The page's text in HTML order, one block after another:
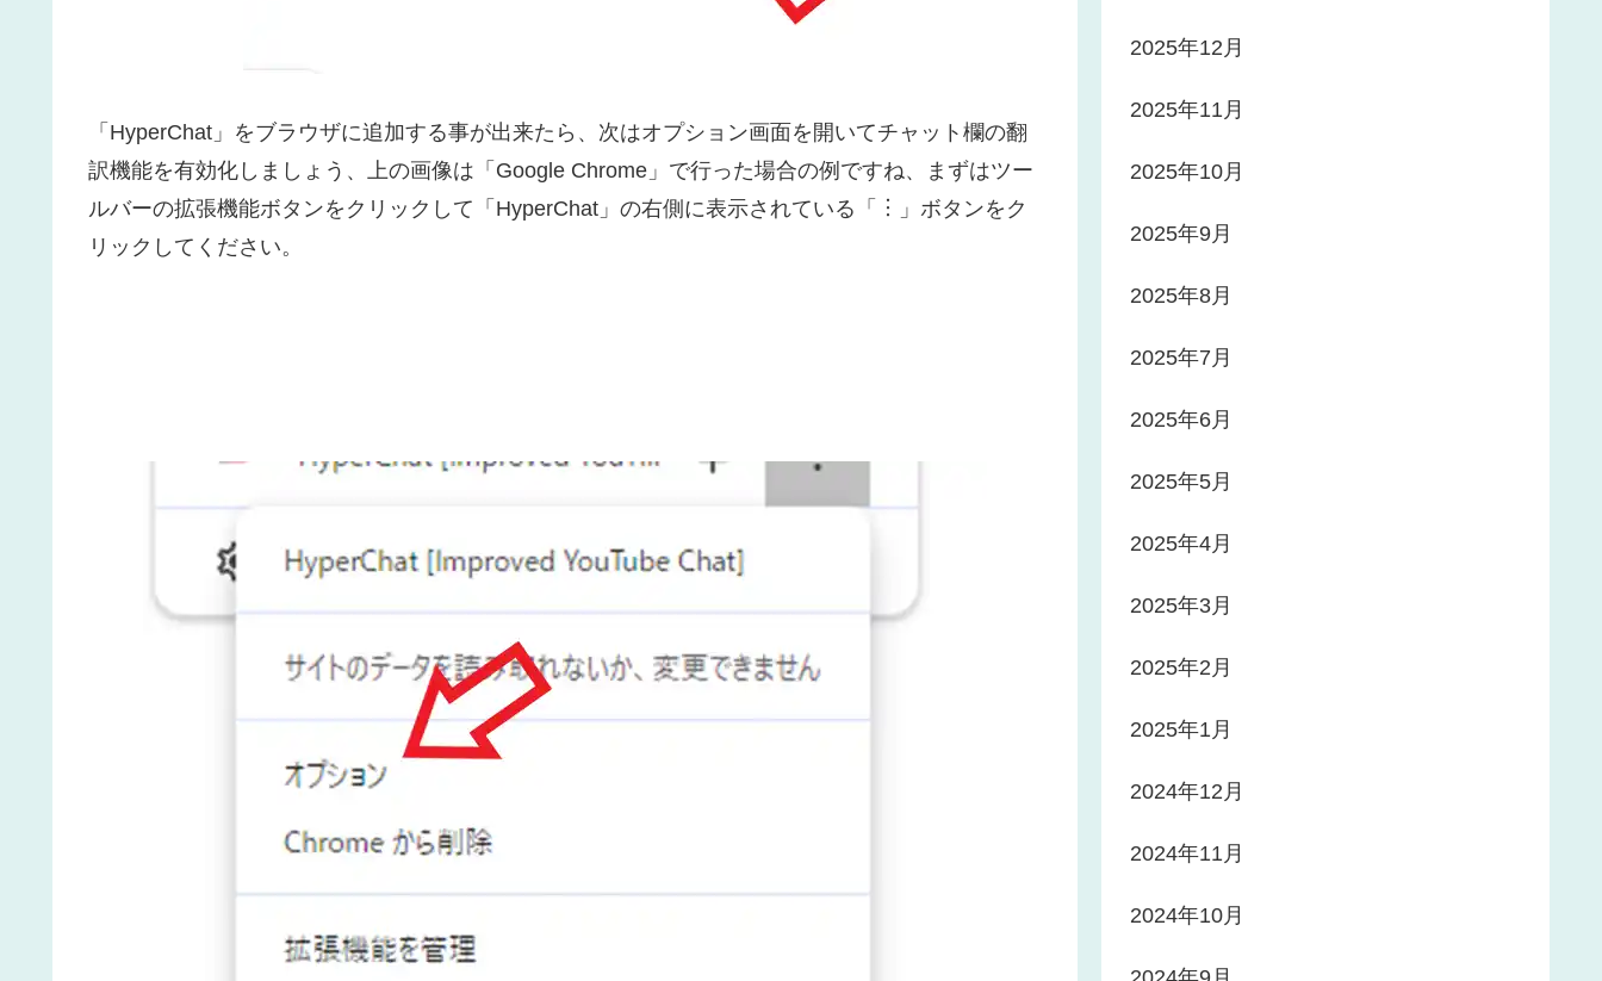
「HyperChat」をブラウザに追加する事が出来たら、次はオプション画面を開いてチャット欄の翻
訳機能を有効化しましょう、上の画像は「Google Chrome」で行った場合の例ですね、まずはツー
ルバーの拡張機能ボタンをクリックして「HyperChat」の右側に表示されている「︙」ボタンをク
リックしてください。
2025年12月
2025年11月
2025年10月
2025年9月
2025年8月
2025年7月
2025年6月
2025年5月
2025年4月
2025年3月
2025年2月
2025年1月
2024年12月
2024年11月
2024年10月